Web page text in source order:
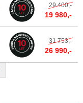
29 400,-
19 980,-
31 753,-
26 990,-